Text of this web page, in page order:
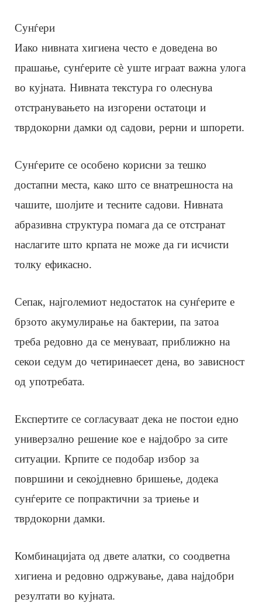
Сунѓери
Иако нивната хигиена често е доведена во
прашање, сунѓерите сè уште играат важна улога
во кујната. Нивната текстура го олеснува
отстранувањето на изгорени остатоци и
тврдокорни дамки од садови, рерни и шпорети.
Сунѓерите се особено корисни за тешко
достапни места, како што се внатрешноста на
чашите, шолјите и тесните садови. Нивната
абразивна структура помага да се отстранат
наслагите што крпата не може да ги исчисти
толку ефикасно.
Сепак, најголемиот недостаток на сунѓерите е
брзото акумулирање на бактерии, па затоа
треба редовно да се менуваат, приближно на
секои седум до четиринаесет дена, во зависност
од употребата.
Експертите се согласуваат дека не постои едно
универзално решение кое е најдобро за сите
ситуации. Крпите се подобар избор за
површини и секојдневно бришење, додека
сунѓерите се попрактични за триење и
тврдокорни дамки.
Комбинацијата од двете алатки, со соодветна
хигиена и редовно одржување, дава најдобри
резултати во кујната.